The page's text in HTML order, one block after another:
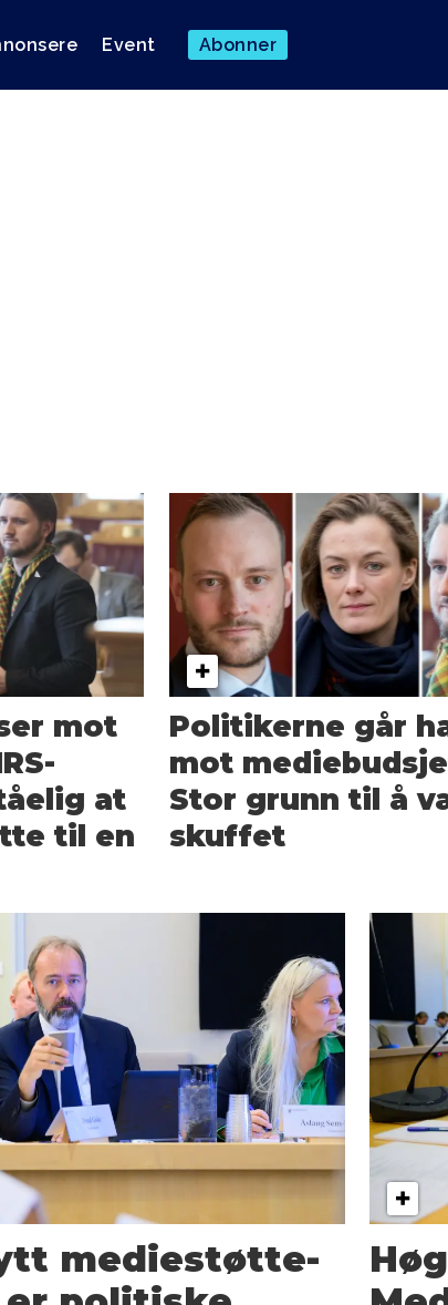
Event Abonner
mot
at
til en
Politikerne går
mot
Stor grunn til å
skuffet
medie­støtte­